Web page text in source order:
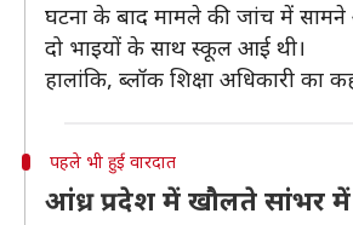
घटना के बाद मामले की जांच में
दो भाइयों के साथ स्कूल आई थी।
हालांकि, ब्लॉक शिक्षा अधिकारी का
पहले भी हुई वारदात
आंध्र प्रदेश में खौलते सांभर